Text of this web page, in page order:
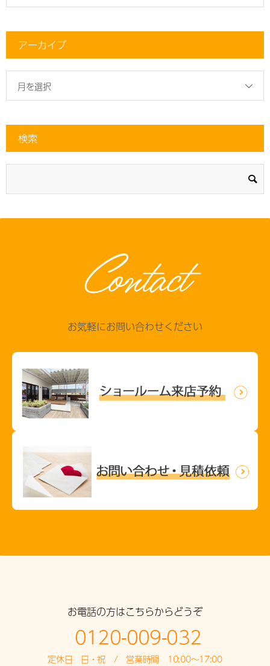
アーカイブ
月を選択
検索
Contact
お気軽にお問い合わせください
お電話の方はこちらからどうぞ
0120-009-032
定休日 日・祝 / 営業時間 10:00～17:00